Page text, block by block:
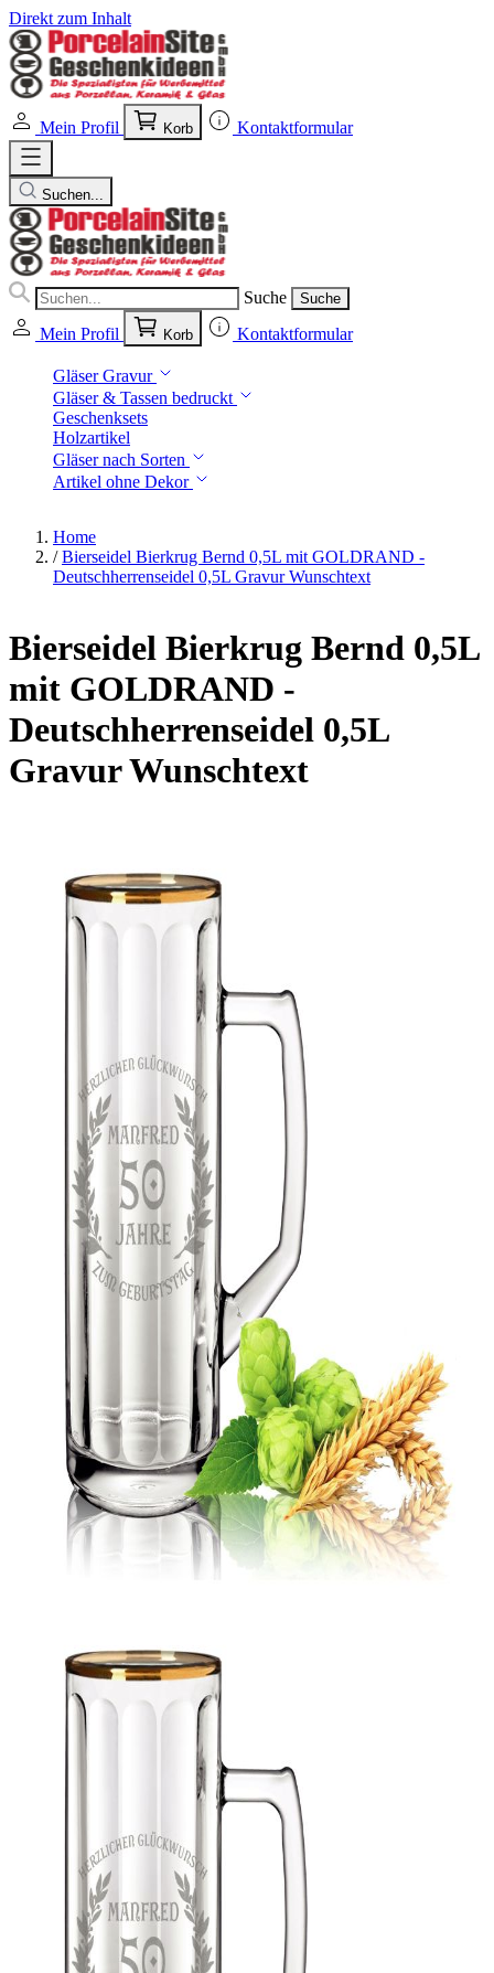
Direkt zum Inhalt
Mein Profil Korb Kontaktformular
Suchen...
Suche Suche
Mein Profil Korb Kontaktformular
Gläser Gravur
Gläser & Tassen bedruckt
Geschenksets
Holzartikel
Gläser nach Sorten
Artikel ohne Dekor
Home
/ Bierseidel Bierkrug Bernd 0,5L mit GOLDRAND -
Deutschherrenseidel 0,5L Gravur Wunschtext
Bierseidel Bierkrug Bernd 0,5L
mit GOLDRAND -
Deutschherrenseidel 0,5L
Gravur Wunschtext